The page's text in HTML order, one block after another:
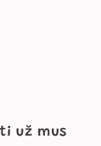
už mus